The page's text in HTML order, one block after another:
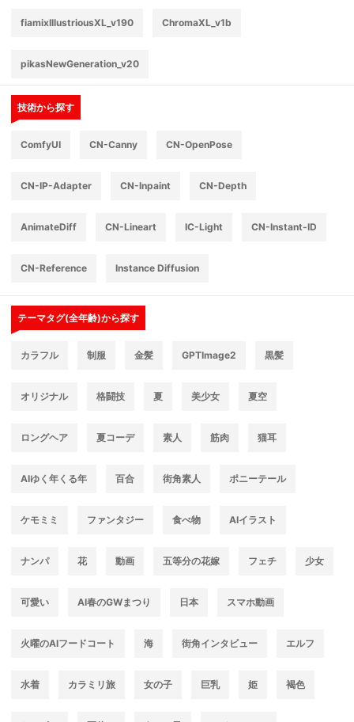
fiamixIllustriousXL_v190 ChromaXL_v1b
pikasNewGeneration_v20
技術から探す
ComfyUI CN-Canny CN-OpenPose
CN-IP-Adapter CN-Inpaint CN-Depth
AnimateDiff CN-Lineart IC-Light CN-Instant-ID
CN-Reference Instance Diffusion
テーマタグ(全年齢)から探す
カラフル 制服 金髪 GPTImage2 黒髪
オリジナル 格闘技 夏 美少女 夏空
ロングヘア 夏コーデ 素人 筋肉 猫耳
AIゆく年くる年 百合 街角素人 ポニーテール
ケモミミ ファンタジー 食べ物 AIイラスト
ナンパ 花 動画 五等分の花嫁 フェチ 少女
可愛い AI春のGWまつり 日本 スマホ動画
火曜のAIフードコート 海 街角インタビュー エルフ
水着 カラミリ旅 女の子 巨乳 姫 褐色